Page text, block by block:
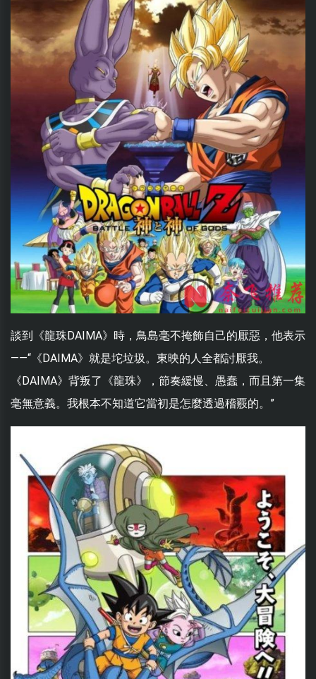
談到《龍珠DAIMA》時，鳥島毫不掩飾自己的厭惡，他表示
——“《DAIMA》就是坨垃圾。東映的人全都討厭我。
《DAIMA》背叛了《龍珠》，節奏緩慢、愚蠢，而且第一集
毫無意義。我根本不知道它當初是怎麼透過稽覈的。”